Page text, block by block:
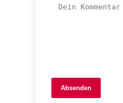
Absenden
05. September 2025